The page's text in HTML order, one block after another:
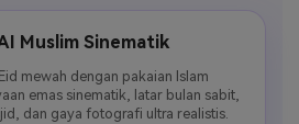
Muslim Sinematik
mewah dengan pakaian Islam
emas sinematik, latar bulan sabit,
dan gaya fotografi ultra realistis.